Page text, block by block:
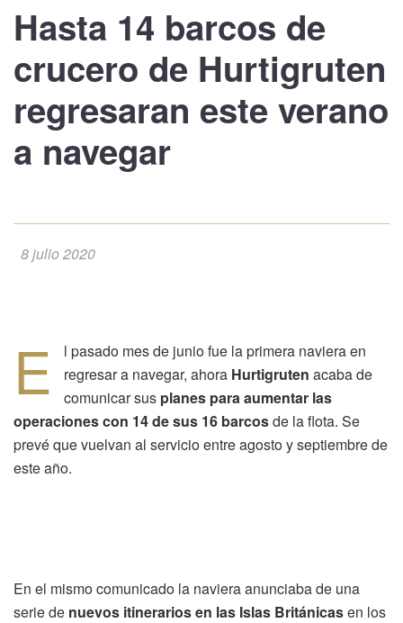
Hasta 14 barcos de
crucero de Hurtigruten
regresaran este verano
a navegar
8 julio 2020
E
l pasado mes de junio fue la primera naviera en
regresar a navegar, ahora Hurtigruten acaba de
comunicar susplanes para aumentar las
operaciones con 14 de sus 16 barcosde la flota. Se
prevé que vuelvan al servicio entre agosto y septiembre de
este año.
En el mismo comunicado la naviera anunciaba de una
serie de nuevos itinerarios en las Islas Británicasen los